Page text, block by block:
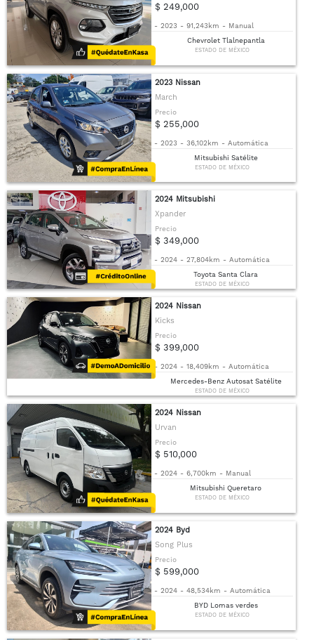
$ 249,000
- 2023 - 91,243km - Manual
Chevrolet Tlalnepantla
ESTADO DE MÉXICO
2023 Nissan
March
Precio
$ 255,000
- 2023 - 36,102km - Automática
Mitsubishi Satélite
ESTADO DE MÉXICO
2024 Mitsubishi
Xpander
Precio
$ 349,000
- 2024 - 27,804km - Automática
Toyota Santa Clara
ESTADO DE MÉXICO
2024 Nissan
Kicks
Precio
$ 399,000
- 2024 - 18,409km - Automática
Mercedes-Benz Autosat Satélite
ESTADO DE MÉXICO
2024 Nissan
Urvan
Precio
$ 510,000
- 2024 - 6,700km - Manual
Mitsubishi Queretaro
ESTADO DE MÉXICO
2024 Byd
Song Plus
Precio
$ 599,000
- 2024 - 48,534km - Automática
BYD Lomas verdes
ESTADO DE MÉXICO